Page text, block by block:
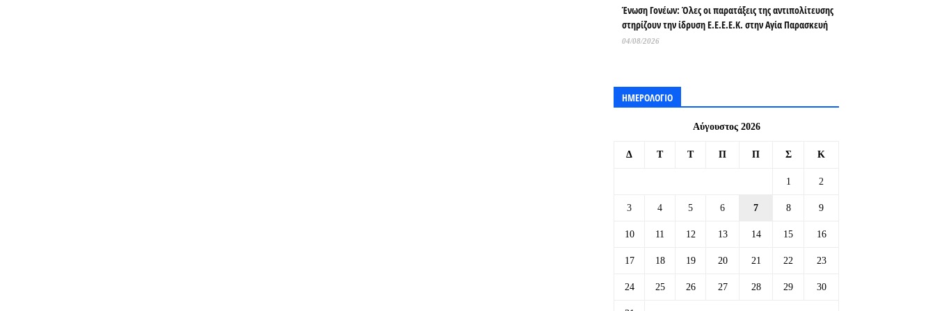
Ένωση Γονέων: Όλες οι παρατάξεις της αντιπολίτευσης
στηρίζουν την ίδρυση Ε.Ε.Ε.Ε.Κ. στην Αγία Παρασκευή
04/08/2026
ΗΜΕΡΟΛΟΓΙΟ
Αύγουστος 2026
Δ Τ Τ Π Π Σ Κ
1 2
3 4 5 6 7 8 9
10 11 12 13 14 15 16
17 18 19 20 21 22 23
24 25 26 27 28 29 30